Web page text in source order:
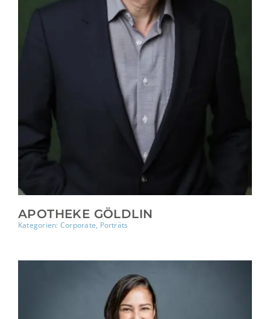
APOTHEKE GÖLDLIN
Kategorien: Corporate, Porträts